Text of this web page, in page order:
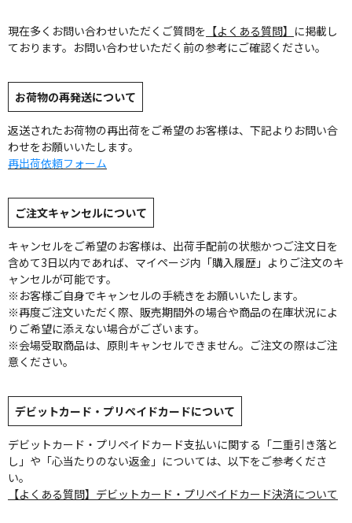
現在多くお問い合わせいただくご質問を 【よくある質問】 に掲載し
ております。お問い合わせいただく前の参考にご確認ください。
お荷物の再発送について
返送されたお荷物の再出荷をご希望のお客様は、下記よりお問い合
わせをお願いいたします。
再出荷依頼フォーム
ご注文キャンセルについて
キャンセルをご希望のお客様は、出荷手配前の状態かつご注文日を
含めて3日以内であれば、マイページ内「購入履歴」よりご注文のキ
ャンセルが可能です。
※お客様ご自身でキャンセルの手続きをお願いいたします。
※再度ご注文いただく際、販売期間外の場合や商品の在庫状況によ
りご希望に添えない場合がございます。
※会場受取商品は、原則キャンセルできません。ご注文の際はご注
意ください。
デビットカード・プリペイドカードについて
デビットカード・プリペイドカード支払いに関する「二重引き落と
し」や「心当たりのない返金」については、以下をご参考くださ
い。
【よくある質問】デビットカード・プリペイドカード決済について